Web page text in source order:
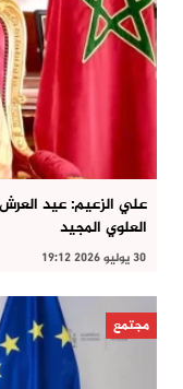
علي الزعيم: عيد العرش
العلوي المجيد
30 يوليو 2026 19:12
مجتمع